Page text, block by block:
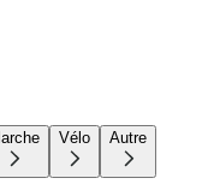
Vélo Autre